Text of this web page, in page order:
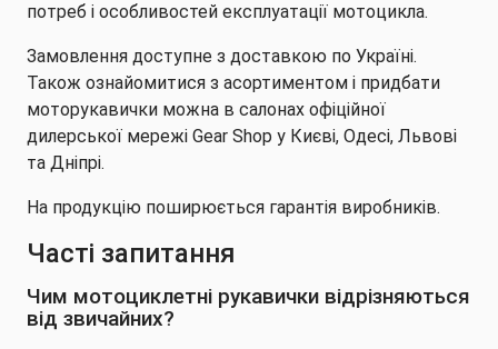
потреб і особливостей експлуатації мотоцикла.
Замовлення доступне з доставкою по Україні.
Також ознайомитися з асортиментом і придбати
моторукавички можна в салонах офіційної
дилерської мережі Gear Shop у Києві, Одесі, Львові
та Дніпрі.
На продукцію поширюється гарантія виробників.
Часті запитання
Чим мотоциклетні рукавички відрізняються
від звичайних?